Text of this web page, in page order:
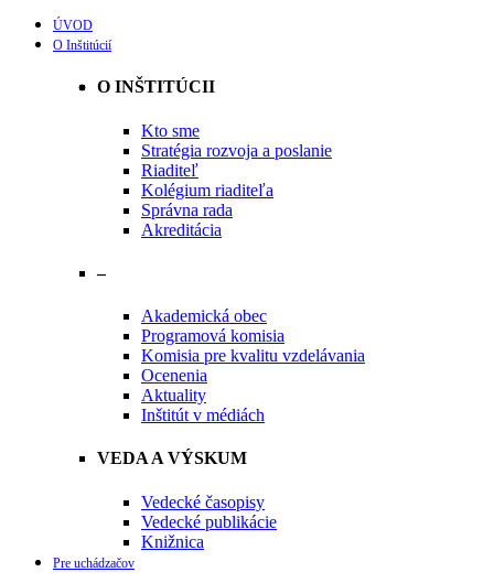
ÚVOD
O Inštitúcií
O INŠTITÚCII
Kto sme
Stratégia rozvoja a poslanie
Riaditeľ
Kolégium riaditeľa
Správna rada
Akreditácia
–
Akademická obec
Programová komisia
Komisia pre kvalitu vzdelávania
Ocenenia
Aktuality
Inštitút v médiách
VEDA A VÝSKUM
Vedecké časopisy
Vedecké publikácie
Knižnica
Pre uchádzačov